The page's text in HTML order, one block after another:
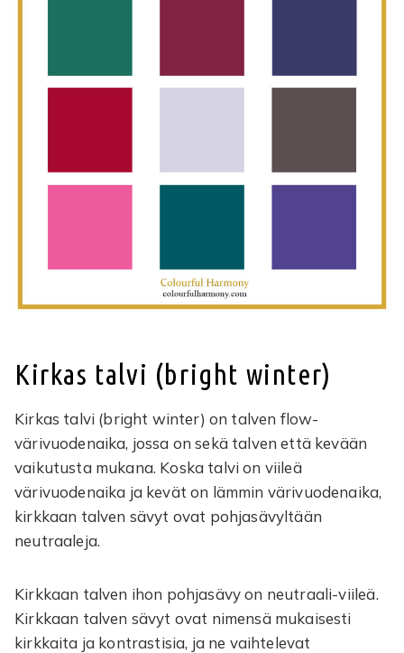
Kirkas talvi (bright winter)
Kirkas talvi (bright winter) on talven flow-
värivuodenaika, jossa on sekä talven että kevään
vaikutusta mukana. Koska talvi on viileä
värivuodenaika ja kevät on lämmin värivuodenaika,
kirkkaan talven sävyt ovat pohjasävyltään
neutraaleja.
Kirkkaan talven ihon pohjasävy on neutraali-viileä.
Kirkkaan talven sävyt ovat nimensä mukaisesti
kirkkaita ja kontrastisia, ja ne vaihtelevat